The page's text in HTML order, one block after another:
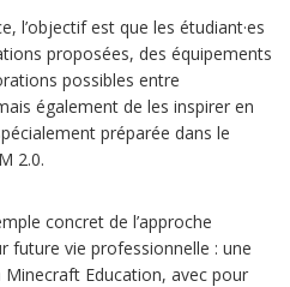
l’objectif est que les étudiant·es
proposées, des équipements
possibles entre
également de les inspirer en
préparée dans le
2.0.
concret de l’approche
future vie professionnelle : une
Education, avec pour